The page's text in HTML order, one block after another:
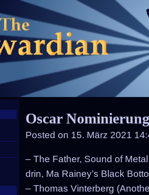
Oscar
Posted on 15. März 2021
– The Father, Sound of
drin, Ma Rainey’s Black
– Thomas Vinterberg